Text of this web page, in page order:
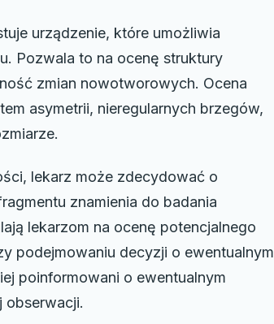
urządzenie, które umożliwia
Pozwala to na ocenę struktury
zmian nowotworowych. Ocena
asymetrii, nieregularnych brzegów,
lekarz może zdecydować o
znamienia do badania
lekarzom na ocenę potencjalnego
podejmowaniu decyzji o ewentualnym
poinformowani o ewentualnym
obserwacji.